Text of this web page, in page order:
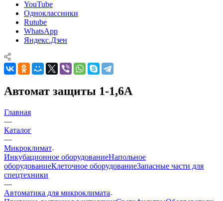
YouTube
Одноклассники
Rutube
WhatsApp
Яндекс.Дзен
Автомат защиты 1-1,6А
Главная
—
Каталог
—
Микроклимат
Инкубационное оборудованиеНапольное
оборудованиеКлеточное оборудованиеЗапасные части для
спецтехники
—
Автоматика для микроклимата